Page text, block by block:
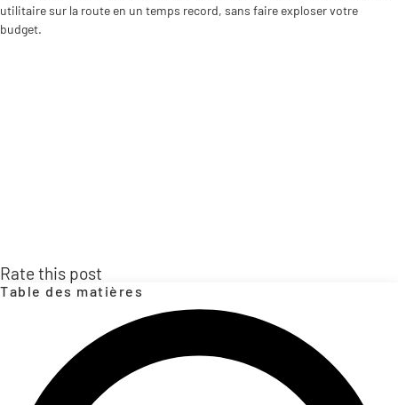
utilitaire sur la route en un temps record, sans faire exploser votre
budget.
Rate this post
Table des matières